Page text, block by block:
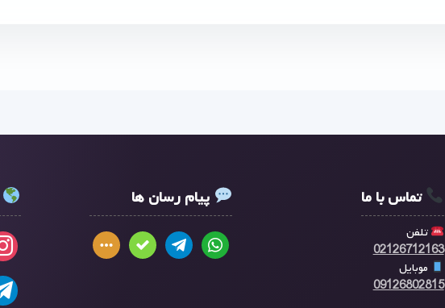
تماس با ما
تلفن
02126712163
موبایل
09126802815
پیام رسان ها